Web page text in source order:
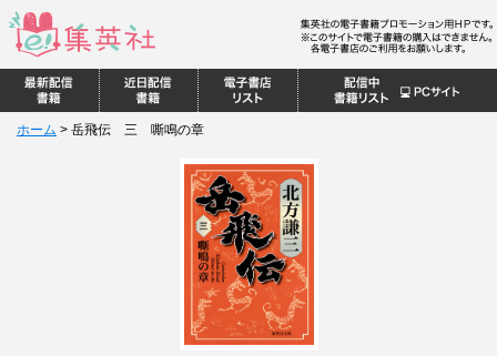
ホーム > 岳飛伝 三 嘶鳴の章